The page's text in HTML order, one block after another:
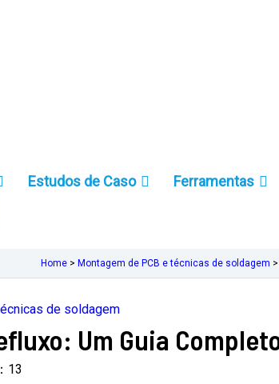
Estudos de Caso Ferramentas
Home > Montagem de PCB e técnicas de soldagem
de soldagem
Um Guia
13